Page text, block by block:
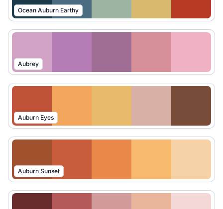
Ocean Auburn Earthy
Aubrey
Auburn Eyes
Auburn Sunset